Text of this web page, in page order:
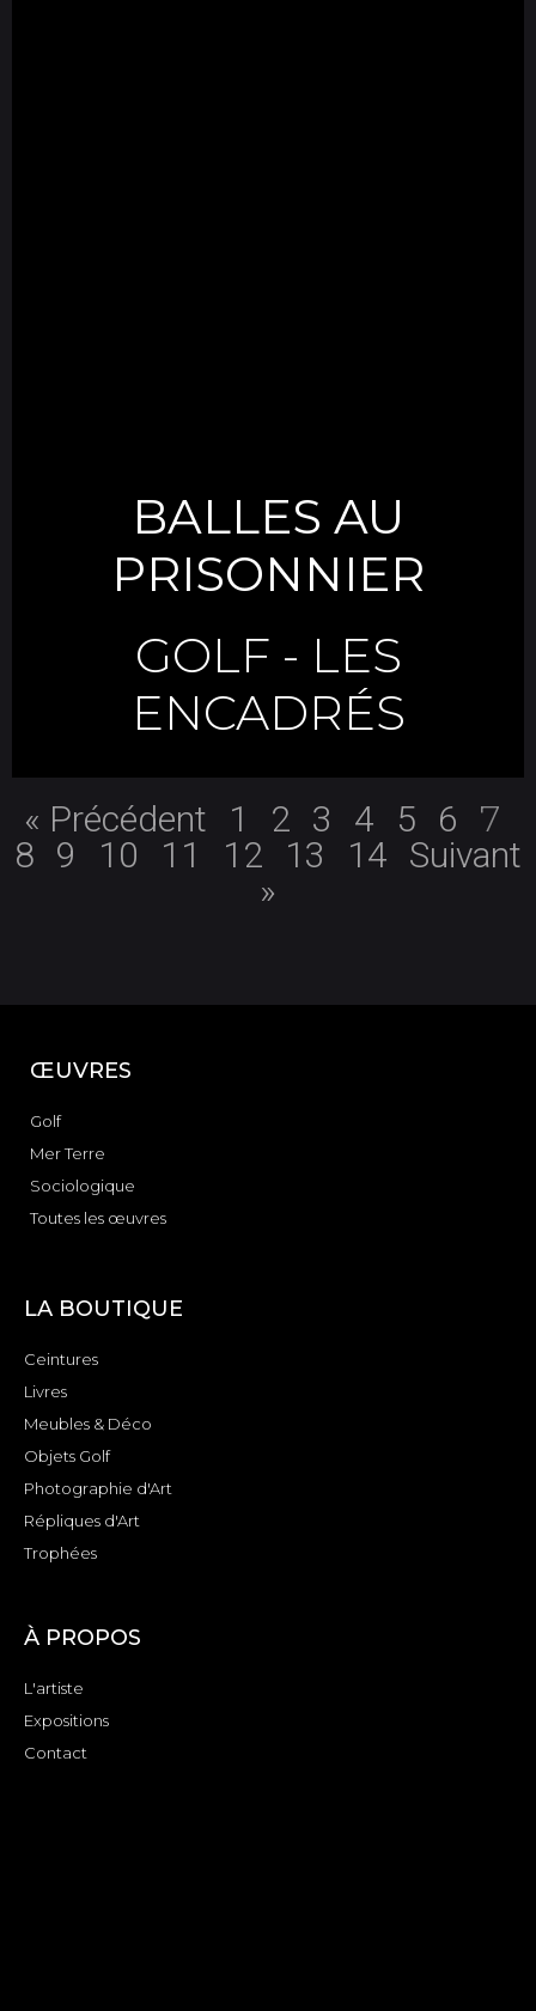
BALLES AU
PRISONNIER
GOLF - LES
ENCADRÉS
« Précédent 1 2 3 4 5 6 7
8 9 10 11 12 13 14 Suivant
»
ŒUVRES
Golf
Mer Terre
Sociologique
Toutes les œuvres
LA BOUTIQUE
Ceintures
Livres
Meubles & Déco
Objets Golf
Photographie d'Art
Répliques d'Art
Trophées
À PROPOS
L'artiste
Expositions
Contact